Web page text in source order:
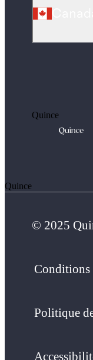
Quince
Quince
© 2025
Politique